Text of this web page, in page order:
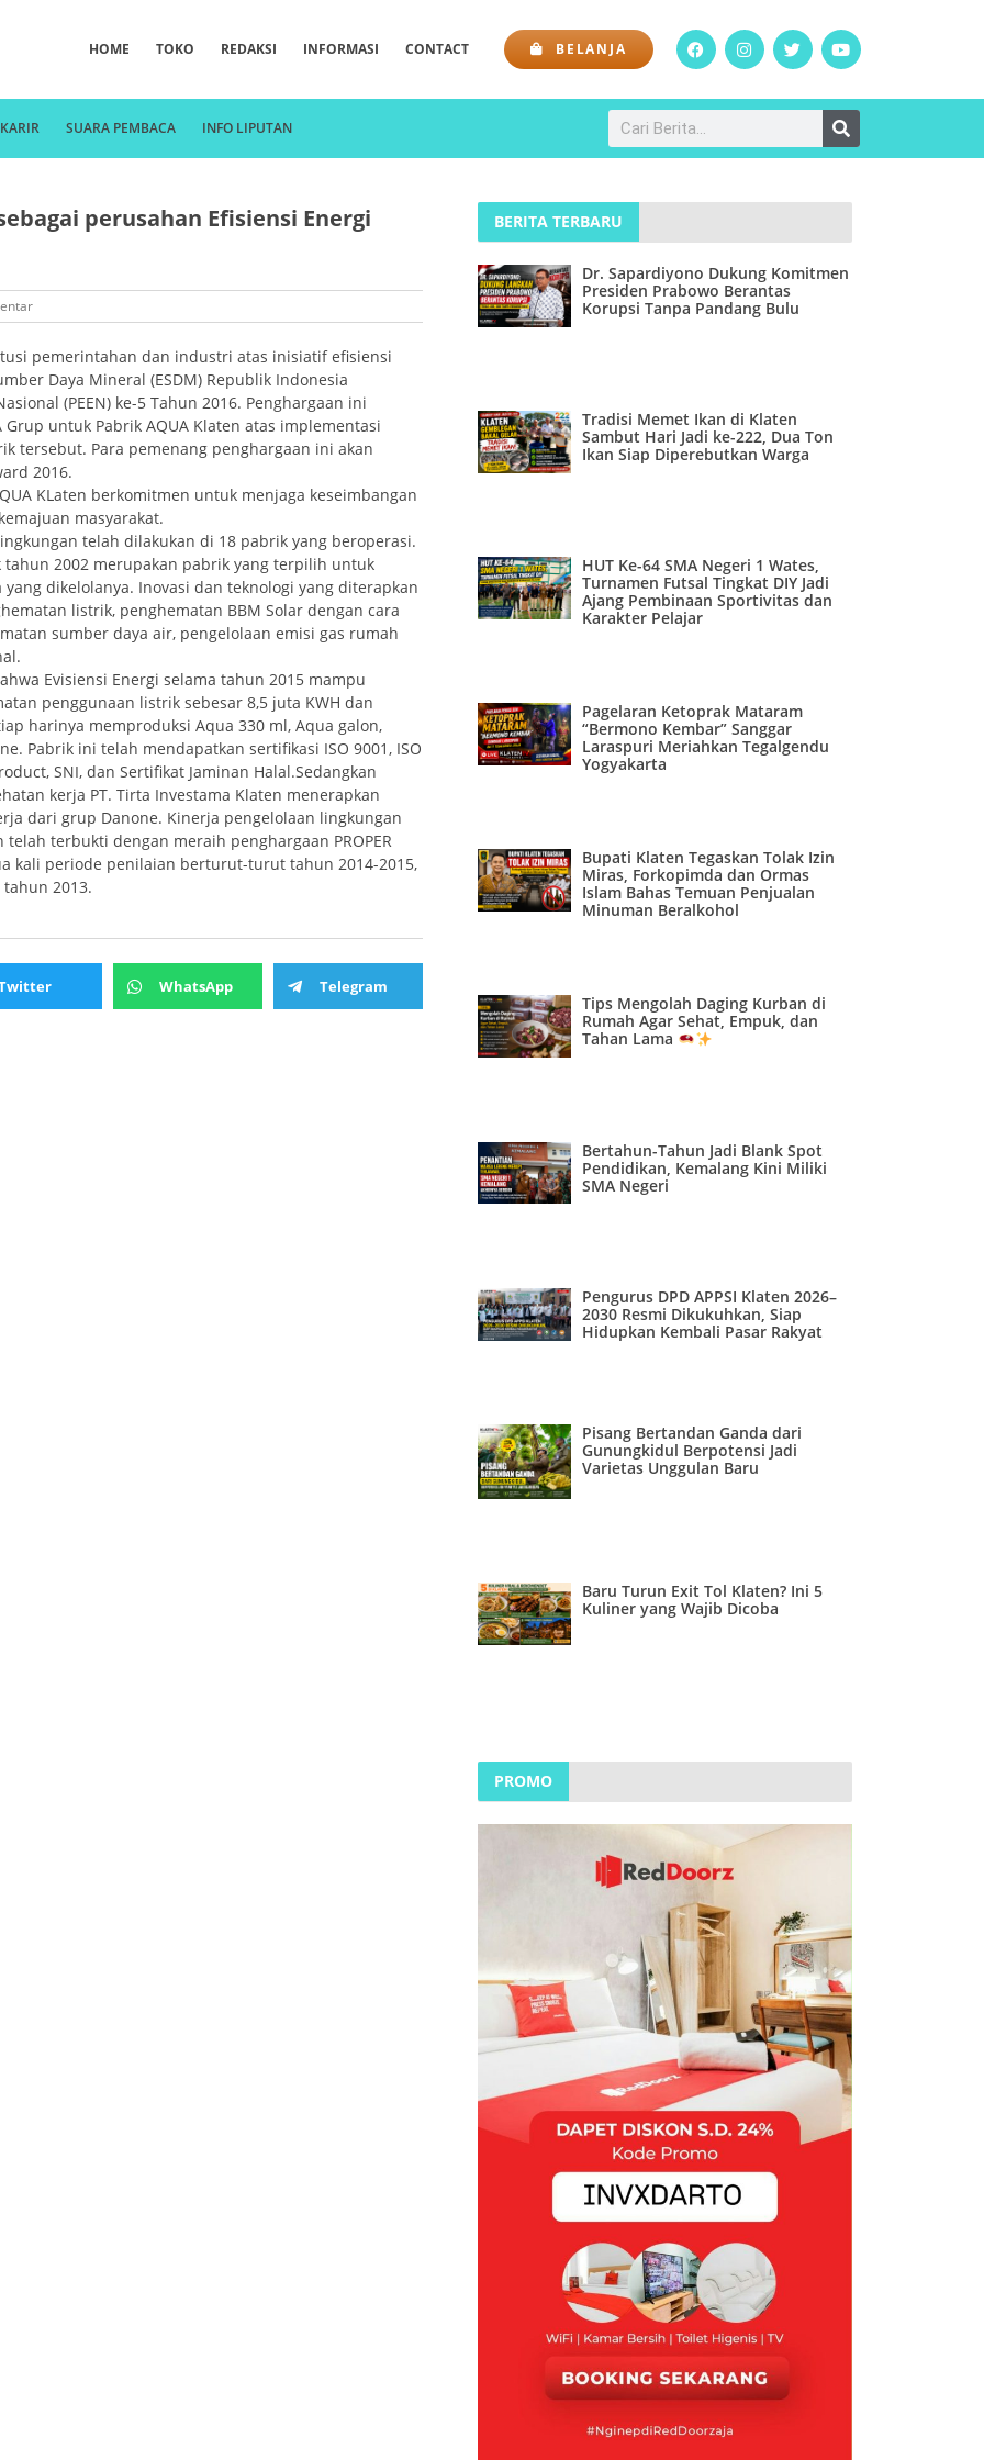
HOME TOKO REDAKSI INFORMASI CONTACT BELANJA
KARIR SUARA PEMBACA INFO LIPUTAN
perusahan Efisiensi Energi
pemerintahan dan industri atas inisiatif efisiensi
Daya Mineral (ESDM) Republik Indonesia
(PEEN) ke-5 Tahun 2016. Penghargaan ini
untuk Pabrik AQUA Klaten atas implementasi
tersebut. Para pemenang penghargaan ini akan
2016.
KLaten berkomitmen untuk menjaga keseimbangan
masyarakat.
telah dilakukan di 18 pabrik yang beroperasi.
tahun 2002 merupakan pabrik yang terpilih untuk
dikelolanya. Inovasi dan teknologi yang diterapkan
listrik, penghematan BBM Solar dengan cara
sumber daya air, pengelolaan emisi gas rumah
Evisiensi Energi selama tahun 2015 mampu
penggunaan listrik sebesar 8,5 juta KWH dan
harinya memproduksi Aqua 330 ml, Aqua galon,
Pabrik ini telah mendapatkan sertifikasi ISO 9001, ISO
SNI, dan Sertifikat Jaminan Halal.Sedangkan
kerja PT. Tirta Investama Klaten menerapkan
dari grup Danone. Kinerja pengelolaan lingkungan
terbukti dengan meraih penghargaan PROPER
kali periode penilaian berturut-turut tahun 2014-2015,
tahun 2013.
WhatsApp Telegram
BERITA TERBARU
Dr. Sapardiyono Dukung Komitmen
Presiden Prabowo Berantas
Korupsi Tanpa Pandang Bulu
Tradisi Memet Ikan di Klaten
Sambut Hari Jadi ke-222, Dua Ton
Ikan Siap Diperebutkan Warga
HUT Ke-64 SMA Negeri 1 Wates,
Turnamen Futsal Tingkat DIY Jadi
Ajang Pembinaan Sportivitas dan
Karakter Pelajar
Pagelaran Ketoprak Mataram
“Bermono Kembar” Sanggar
Laraspuri Meriahkan Tegalgendu
Yogyakarta
Bupati Klaten Tegaskan Tolak Izin
Miras, Forkopimda dan Ormas
Islam Bahas Temuan Penjualan
Minuman Beralkohol
Tips Mengolah Daging Kurban di
Rumah Agar Sehat, Empuk, dan
Tahan Lama
Bertahun-Tahun Jadi Blank Spot
Pendidikan, Kemalang Kini Miliki
SMA Negeri
Pengurus DPD APPSI Klaten 2026–
2030 Resmi Dikukuhkan, Siap
Hidupkan Kembali Pasar Rakyat
Pisang Bertandan Ganda dari
Gunungkidul Berpotensi Jadi
Varietas Unggulan Baru
Baru Turun Exit Tol Klaten? Ini 5
Kuliner yang Wajib Dicoba
PROMO